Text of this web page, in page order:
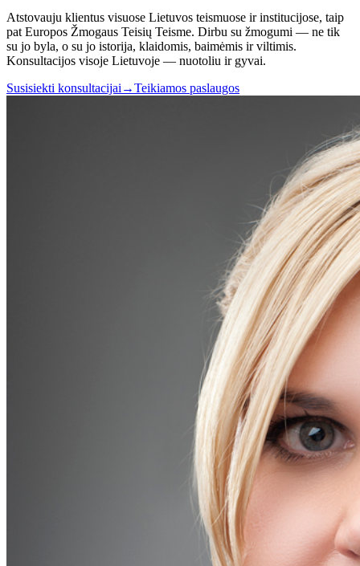
Atstovauju klientus visuose Lietuvos teismuose ir institucijose, taip
pat Europos Žmogaus Teisių Teisme. Dirbu su žmogumi — ne tik
su jo byla, o su jo istorija, klaidomis, baimėmis ir viltimis.
Konsultacijos visoje Lietuvoje — nuotoliu ir gyvai.
Susisiekti konsultacijai →Teikiamos paslaugos